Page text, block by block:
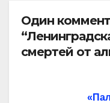
Один
смертей от